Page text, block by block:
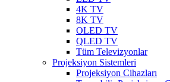
4K TV
8K TV
OLED TV
QLED TV
Tüm Televizyonlar
Projeksiyon Sistemleri
Projeksiyon Cihazları